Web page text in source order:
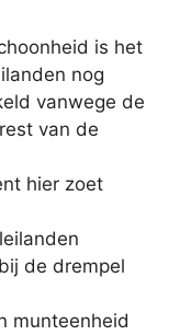
is het
nog
vanwege de
van de
hier zoet
de drempel
munteenheid